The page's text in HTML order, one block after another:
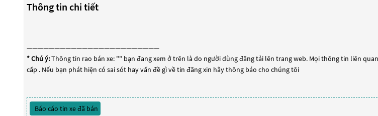
Thông tin chi tiết
————————————————————————
* Chú ý:Thông tin rao bán xe: "" bạn đang xem ở trên là do người dùng đăng tải lên trang web. Mọi thông tin liên
cấp . Nếu bạn phát hiện có sai sót hay vấn đề gì về tin đăng xin hãy thông báo cho chúng tôi
Báo cáo tin xe đã bán